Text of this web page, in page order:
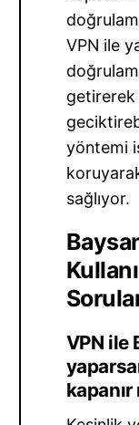
VPN ile
getirerek
yöntemi
sağlıyor.
VPN ile
kapanır